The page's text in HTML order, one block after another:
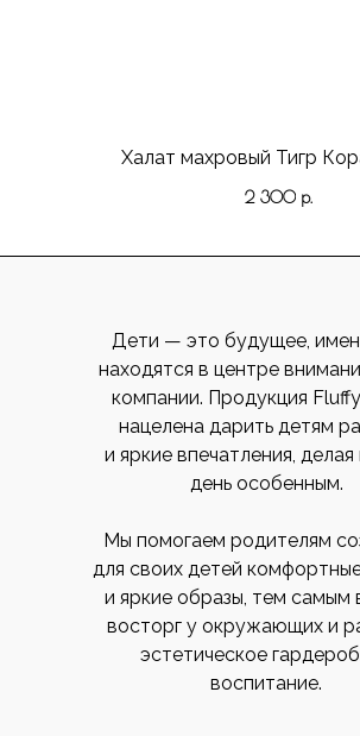
Халат махровый Тигр
2 300 р.
Дети — это будущее,
находятся в центре
компании. Продукция
нацелена дарить детям
и яркие впечатления,
день особенным.
Мы помогаем родителям
для своих детей
и яркие образы, тем самым
восторг у окружающих и
эстетическое
воспитание.